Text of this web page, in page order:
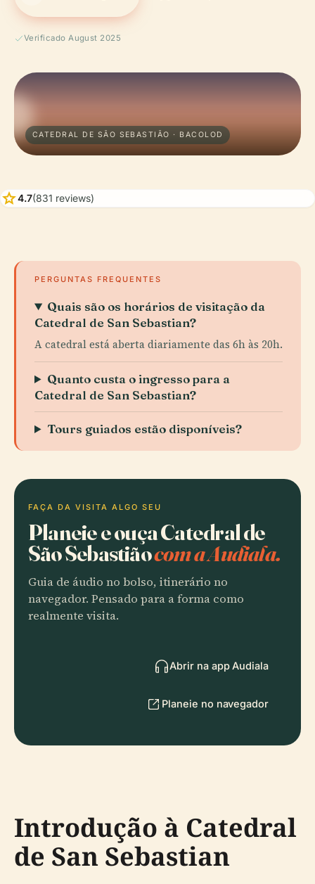
Verificado August 2025
CATEDRAL DE SÃO SEBASTIÃO · BACOLOD
star4.7(831 reviews)
PERGUNTAS FREQUENTES
Quais são os horários de visitação da
Catedral de San Sebastian?
A catedral está aberta diariamente das 6h às 20h.
Quanto custa o ingresso para a
Catedral de San Sebastian?
Tours guiados estão disponíveis?
FAÇA DA VISITA ALGO SEU
Planeie e ouça Catedral de
São Sebastiãocom a Audiala.
Guia de áudio no bolso, itinerário no
navegador. Pensado para a forma como
realmente visita.
Abrir na app Audiala
Planeie no navegador
Introdução à Catedral
de San Sebastian